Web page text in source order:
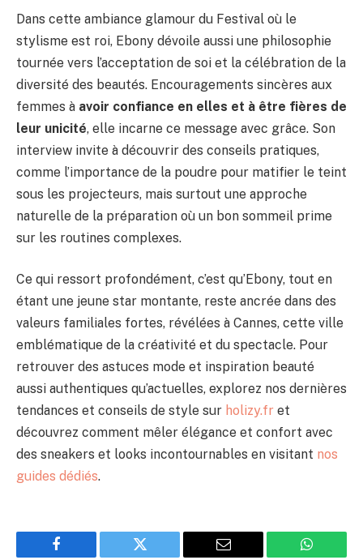
Dans cette ambiance glamour du Festival où le
stylisme est roi, Ebony dévoile aussi une philosophie
tournée vers l’acceptation de soi et la célébration de la
diversité des beautés. Encouragements sincères aux
femmes à avoir confiance en elles et à être fières de
leur unicité, elle incarne ce message avec grâce. Son
interview invite à découvrir des conseils pratiques,
comme l’importance de la poudre pour matifier le teint
sous les projecteurs, mais surtout une approche
naturelle de la préparation où un bon sommeil prime
sur les routines complexes.
Ce qui ressort profondément, c’est qu’Ebony, tout en
étant une jeune star montante, reste ancrée dans des
valeurs familiales fortes, révélées à Cannes, cette ville
emblématique de la créativité et du spectacle. Pour
retrouver des astuces mode et inspiration beauté
aussi authentiques qu’actuelles, explorez nos dernières
tendances et conseils de style sur holizy.fr et
découvrez comment mêler élégance et confort avec
des sneakers et looks incontournables en visitant nos
guides dédiés.
Facebook Twitter Email